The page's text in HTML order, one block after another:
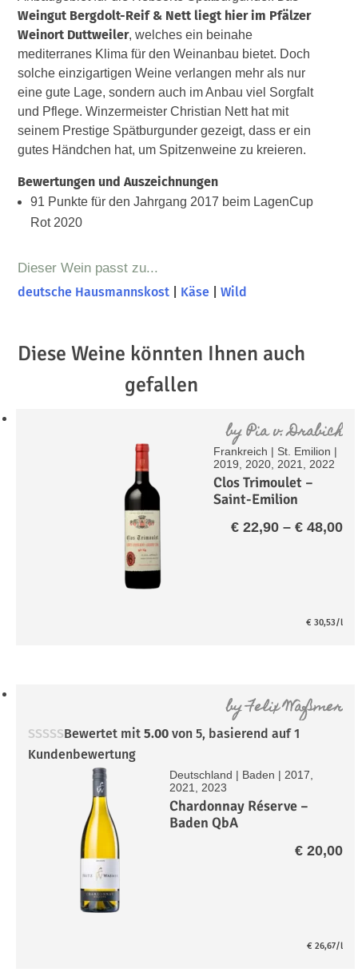
Weingut Bergdolt-Reif & Nett liegt hier im Pfälzer
Weinort Duttweiler, welches ein beinahe
mediterranes Klima für den Weinanbau bietet. Doch
solche einzigartigen Weine verlangen mehr als nur
eine gute Lage, sondern auch im Anbau viel Sorgfalt
und Pflege. Winzermeister Christian Nett hat mit
seinem Prestige Spätburgunder gezeigt, dass er ein
gutes Händchen hat, um Spitzenweine zu kreieren.
Bewertungen und Auszeichnungen
91 Punkte für den Jahrgang 2017 beim LagenCup
Rot 2020
Dieser Wein passt zu...
deutsche Hausmannskost
Käse |Wild
Diese Weine könnten Ihnen auch
gefallen
byPia v. Drabich
Frankreich | St. Emilion |
2019, 2020, 2021, 2022
Clos Trimoulet –
Saint-Emilion
€22,90 – €48,00
€ 30,53/l
byFelix Waßmer
Bewertet mit5.00 von 5, basierend auf1
Kundenbewertung
Deutschland | Baden |2017,
2021, 2023
Chardonnay Réserve –
Baden QbA
€20,00
€ 26,67/l